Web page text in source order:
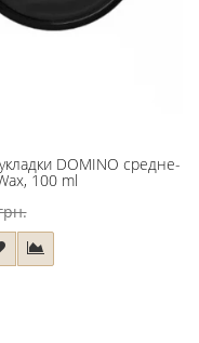
DOMINO средне-
100 ml